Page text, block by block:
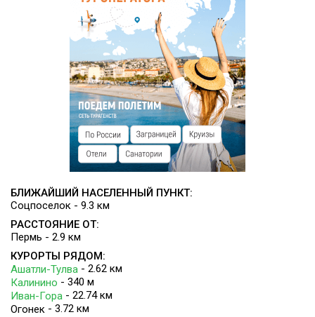
Общая площадь центра – 10 га.
БЛИЖАЙШИЙ НАСЕЛЕННЫЙ ПУНКТ:
Соцпоселок - 9.3 км
РАССТОЯНИЕ ОТ:
Пермь - 2.9 км
КУРОРТЫ РЯДОМ:
Ашатли-Тулва - 2.62 км
Калинино - 340 м
Иван-Гора - 22.74 км
Огонек - 3.72 км